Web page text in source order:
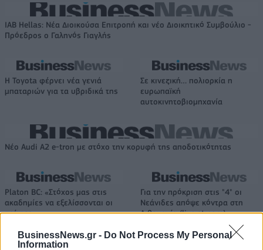
BusinessNews.gr - Do Not Process My Personal
Information
IAB Hellas: Νέα Διοικούσα Επιτροπή και νέο Διοικητικό Συμβούλιο -
Πρόεδρος ο Γαληνός Γιαγλής
Η Toyota φέρνει νέα γενιά
μπαταριών για τα υβριδικά της
Σε κινεζική… πολιορκία η
ευρωπαϊκή
αυτοκινητοβιομηχανία
Νέο Audi A2 e-tron με στόχο την κορυφή της αποδοτικότητας
Platon BC: «Στόχος μας στις
ακαδημίες να εξελίσσονται οι
παίκτες»
Για την πρόκριση στις "4" οι
Νεάνιδες απόψε κόντρα στη
Λιθουανία (live stream)